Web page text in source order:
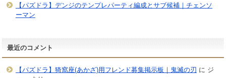
【パズドラ】デンジのテンプレパーティ編成とサブ候補｜チェンソ
ーマン
最近のコメント
【パズドラ】猗窩座(あかざ)用フレンド募集掲示板｜鬼滅の刃 に ジ